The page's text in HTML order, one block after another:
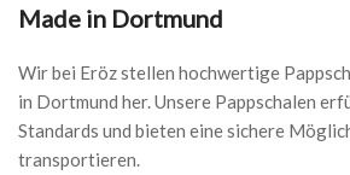
Made in Dortmund
Wir bei Eröz stellen hochwertige
in Dortmund her. Unsere Pappschalen
Standards und bieten eine sichere
transportieren.